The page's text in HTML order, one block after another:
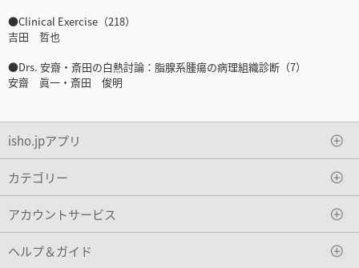
●Clinical Exercise（218）
吉田 哲也
●Drs. 安齋・斎田の白熱討論：脂腺系腫瘍の病理組織診断（7）
安齋 眞一・斎田 俊明
isho.jpアプリ
カテゴリー
アカウントサービス
ヘルプ＆ガイド